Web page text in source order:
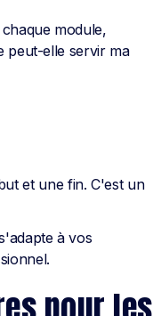
module,
peut-elle servir ma
et une fin. C'est un
à vos